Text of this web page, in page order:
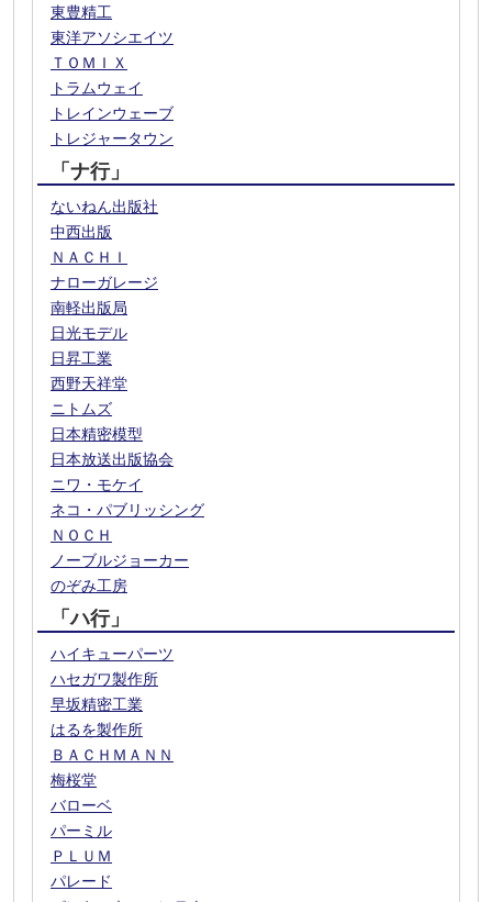
東豊精工
東洋アソシエイツ
ＴＯＭＩＸ
トラムウェイ
トレインウェーブ
トレジャータウン
「ナ行」
ないねん出版社
中西出版
ＮＡＣＨＩ
ナローガレージ
南軽出版局
日光モデル
日昇工業
西野天祥堂
ニトムズ
日本精密模型
日本放送出版協会
ニワ・モケイ
ネコ・パブリッシング
ＮＯＣＨ
ノーブルジョーカー
のぞみ工房
「ハ行」
ハイキューパーツ
ハセガワ製作所
早坂精密工業
はるを製作所
ＢＡＣＨＭＡＮＮ
梅桜堂
バローベ
パーミル
ＰＬＵＭ
パレード